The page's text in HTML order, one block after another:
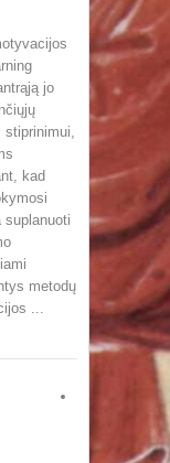
jo
stiprinimui,
kad
metodų
...